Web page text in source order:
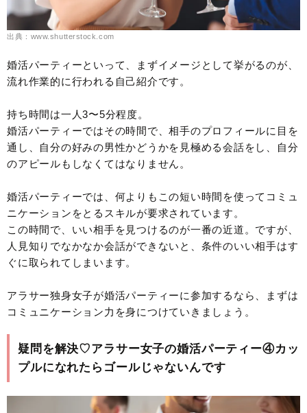
出典：www.shutterstock.com
婚活パーティーといって、まずイメージとして挙がるのが、
流れ作業的に行われる自己紹介です。
持ち時間は一人3〜5分程度。
婚活パーティーではその時間で、相手のプロフィールに目を
通し、自分の好みの男性かどうかを見極める会話をし、自分
のアピールもしなくてはなりません。
婚活パーティーでは、何よりもこの短い時間を使ってコミュ
ニケーションをとるスキルが要求されています。
この時間で、いい相手を見つけるのが一番の近道。ですが、
人見知りでなかなか会話ができないと、条件のいい相手はす
ぐに取られてしまいます。
アラサー独身女子が婚活パーティーに参加するなら、まずは
コミュニケーション力を身につけていきましょう。
疑問を解決♡アラサー女子の婚活パーティー④カッ
プルになれたらゴールじゃないんです